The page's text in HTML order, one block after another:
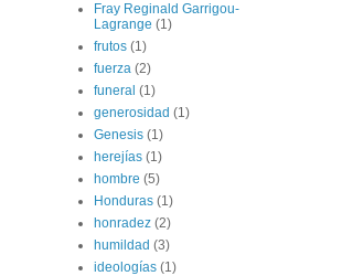
Fray Reginald Garrigou-
Lagrange (1)
frutos (1)
fuerza (2)
funeral (1)
generosidad (1)
Genesis (1)
herejías (1)
hombre (5)
Honduras (1)
honradez (2)
humildad (3)
ideologías (1)